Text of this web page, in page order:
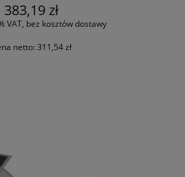
383,19 zł
VAT, bez kosztów dostawy
netto: 311,54 zł